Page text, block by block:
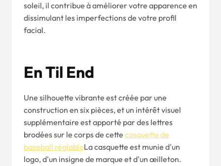
soleil, il contribue à améliorer votre apparence en
dissimulant les imperfections de votre profil
facial.
EnTIl ENd
Une silhouette vibrante est créée par une
construction en six pièces, et un intérêt visuel
supplémentaire est apporté par des lettres
brodées sur le corps de cette casquette de
baseball réglableLa casquette est munie d'un
logo, d'un insigne de marque et d'un œilleton.